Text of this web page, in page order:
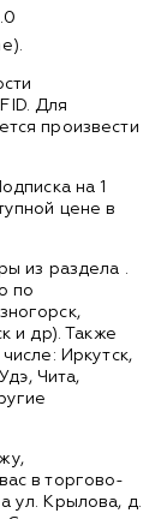
Для
произвести
на 1
цене в
из раздела .
по
и др). Также
Иркутск,
Чита,
в торгово-
ул. Крылова, д.